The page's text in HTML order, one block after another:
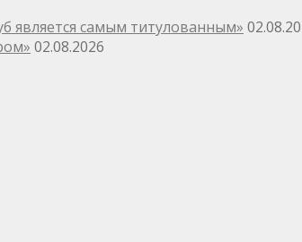
является самым титулованным»
02.08.2026